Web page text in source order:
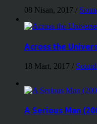
08 Nisan, 2017 /
Across the
18 Mart, 2017 /
A Serious Man